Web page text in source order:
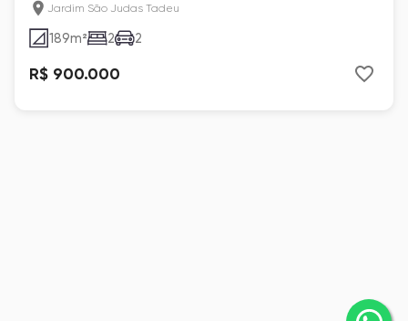
Jardim São Judas Tadeu
189m² 2 2
R$ 900.000